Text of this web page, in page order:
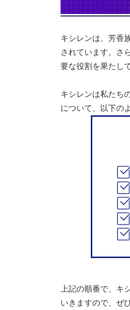
キシレンは、芳香
されています。さ
要な役割を果たし
キシレンは私たち
について、以下の
上記の順番で、キ
いきますので、ぜ